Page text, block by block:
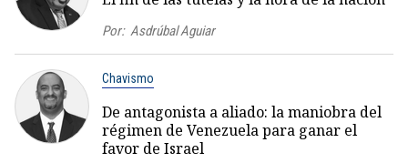
Por: Asdrúbal Aguiar
Chavismo
De antagonista a aliado: la maniobra del
régimen de Venezuela para ganar el
favor de Israel